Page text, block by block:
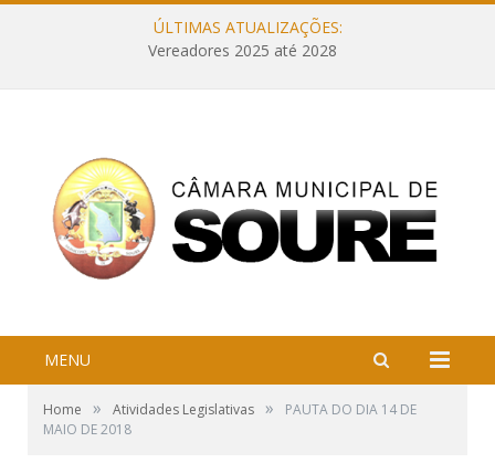
ÚLTIMAS ATUALIZAÇÕES:
Vereadores 2025 até 2028
MENU
Home » Atividades Legislativas »
PAUTA DO DIA 14 DE
MAIO DE 2018